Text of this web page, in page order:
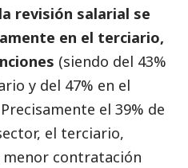
revisión salarial se
en el terciario,
(siendo del 43%
y del 47% en el
el 39% de
el terciario,
contratación